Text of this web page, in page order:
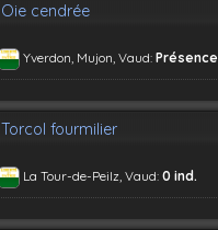
Oie cendrée
Yverdon, Mujon, Vaud: Présence
Torcol fourmilier
La Tour-de-Peilz, Vaud: 0 ind.